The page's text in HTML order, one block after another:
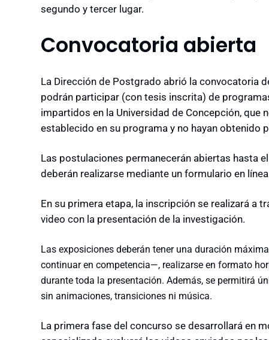
segundo y tercer lugar.
Convocatoria abierta
La Dirección de Postgrado abrió la convocatoria
podrán participar (con tesis inscrita) de
impartidos en la Universidad de Concepción, que
establecido en su programa y no hayan obtenido
Las postulaciones permanecerán abiertas hasta el
deberán realizarse mediante un formulario en
En su primera etapa, la inscripción se realizará a
video con la presentación de la investigación.
Las exposiciones deberán tener una duración
continuar en competencia—, realizarse en formato
durante toda la presentación. Además, se permitirá
sin animaciones, transiciones ni música.
La primera fase del concurso se desarrollará en